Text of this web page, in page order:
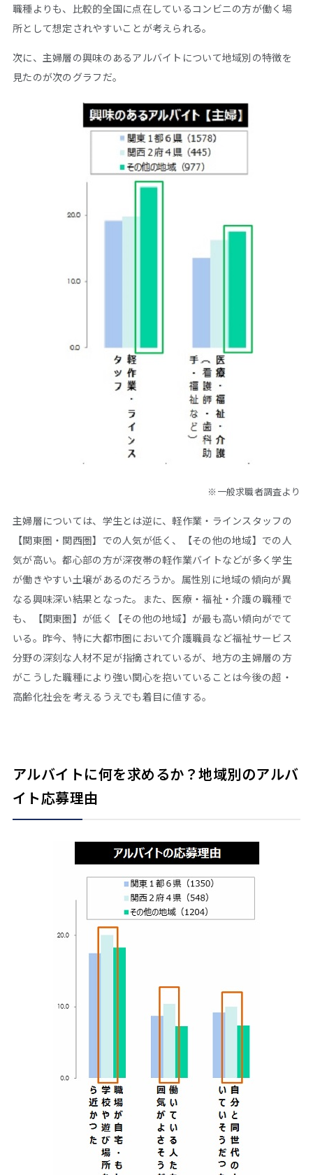
職種よりも、比較的全国に点在しているコンビニの方が働く場
所として想定されやすいことが考えられる。
次に、主婦層の興味のあるアルバイトについて地域別の特徴を
見たのが次のグラフだ。
※一般求職者調査より
主婦層については、学生とは逆に、軽作業・ラインスタッフの
【関東圏・関西圏】での人気が低く、【その他の地域】での人
気が高い。都心部の方が深夜帯の軽作業バイトなどが多く学生
が働きやすい土壌があるのだろうか。属性別に地域の傾向が異
なる興味深い結果となった。また、医療・福祉・介護の職種で
も、【関東圏】が低く【その他の地域】が最も高い傾向がでて
いる。昨今、特に大都市圏において介護職員など福祉サービス
分野の深刻な人材不足が指摘されているが、地方の主婦層の方
がこうした職種により強い関心を抱いていることは今後の超・
高齢化社会を考えるうえでも着目に値する。
アルバイトに何を求めるか？地域別のアルバ
イト応募理由